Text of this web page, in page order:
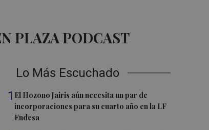
PLAZA PODCAST
Lo Más Escuchado
1 El Hozono Jairis aún necesita un par de
incorporaciones para su cuarto año en la LF
Endesa